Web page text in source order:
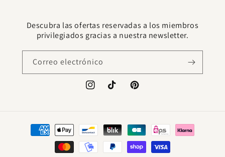
Descubra las ofertas reservadas a los miembros
privilegiados gracias a nuestra newsletter.
Correo electrónico
InstagramTikTok Pinterest
Formas